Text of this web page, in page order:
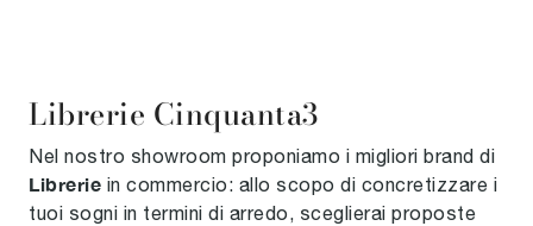
Librerie Cinquanta3
Nel nostro showroom proponiamo i migliori brand di
Librerie in commercio: allo scopo di concretizzare i
tuoi sogni in termini di arredo, sceglierai proposte